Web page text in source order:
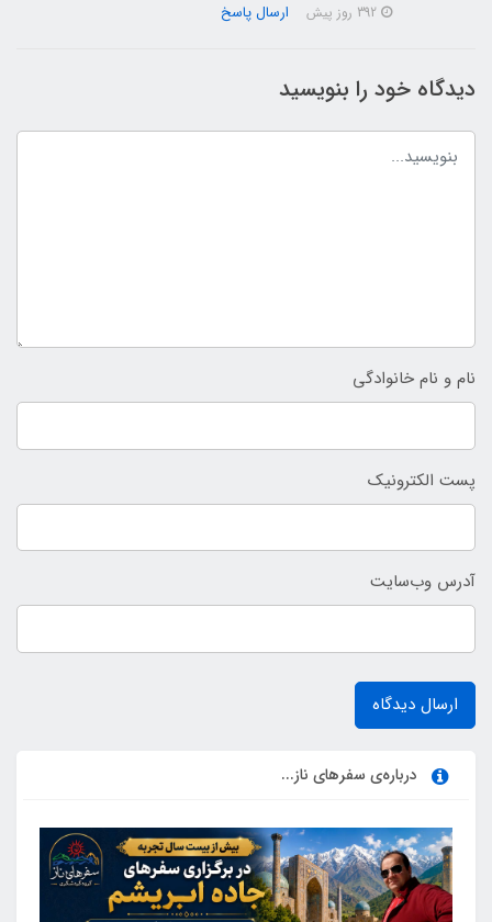
ارسال پاسخ
دیدگاه خود را بنویسید
نام و نام خانوادگی
پست الکترونیک
آدرس وب‌سایت
ارسال دیدگاه
درباره‌ی سفرهای ناز...